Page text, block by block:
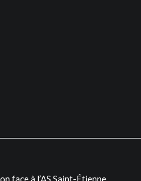
face à l’AS Saint-Étienne